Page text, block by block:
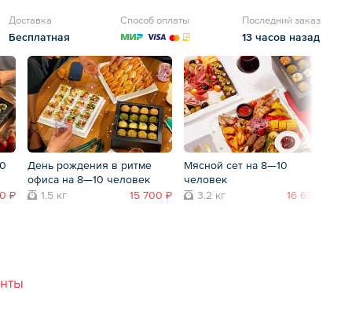
Доставка
Бесплатная
Способ оплаты Последний заказ
13 часов назад
₽
День рождения в ритме
офиса на 8—10 человек
1.5 кг
15 700 ₽
Мясной сет на 8—10
человек
3.2 кг
16 670 ₽